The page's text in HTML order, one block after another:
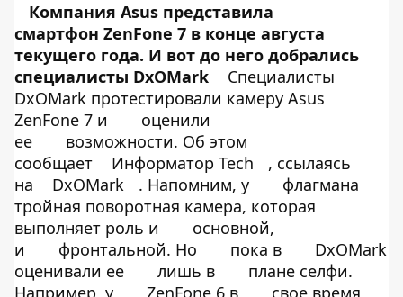
Компания Asus представила
смартфон ZenFone 7 в конце августа
текущего года. И вот до него добрались
специалисты DxOMark
Специалисты
DxOMark протестировали камеру Asus
ZenFone 7 и
оценили
ее
возможности. Об этом
сообщает
Информатор Tech
, ссылаясь
на
DxOMark . Напомним, у
флагмана
тройная поворотная камера, которая
выполняет роль и
основной,
и
фронтальной. Но пока в
DxOMark
оценивали ее
лишь в
плане селфи.
Например, у
ZenFone 6 в
свое время